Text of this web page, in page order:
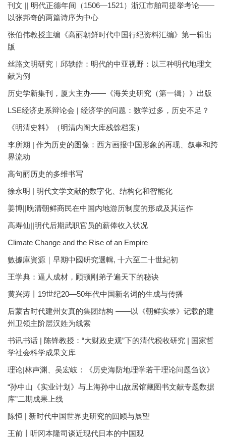
刊文 || 明代正德年间（1506—1521）浙江市舶司提举考论——
以张邦奇的两篇诗序为中心
张伯伟教授主编《高丽朝鲜时代中国行纪资料汇编》第一辑出
版
丝路文明研究︱邱轶皓：明代的中亚视野：以三种明代地理文
献为例
历史学新集刊，厦大主办——《海关史研究（第一辑）》出版
LSE经济史系辩论会 | 经济学的问题：数学过多，历史不足？
《明清史料》（明清内阁大库残馀档案）
李所期 | 作为历史的图像：西方画报中国形象的再现、叙事和跨
界流动
高句丽历史的多维书写
徐永明 | 明代文学文献的数字化、结构化和智能化
姜博||晚清朝鲜商民在中国内地游历制度的形成及其运作
高寿仙||明代后期武职官员的薪俸收入状况
Climate Change and the Rise of an Empire
數據庫資源｜早期中國研究選輯, 十六至二十世紀初
王学典：逼人成材，顾颉刚弟子遍天下的秘诀
黄兴涛丨19世纪20—50年代中国新名词的生成与传播
后蒙古时代建州女真的集团结构 ——以《朝鲜实录》记载的建
州卫领主阶层汉姓为线索
书讯书话 | 陈锋教授：“大财政史观”下的清代税收研究 | 国家哲
学社会科学成果文库
理论|林声渊、吴宏岐：《历史海防地理学若干理论问题刍议》
“孙中山《实业计划》与上海孙中山故居馆藏图书文献专题数据
库”二期成果上线
陈恒 | 新时代中国世界史研究的回顾与展望
王前丨听冈本隆司谈近现代日本的中国观